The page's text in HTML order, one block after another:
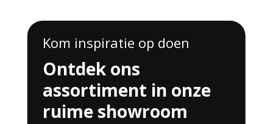
Kom inspiratie op doen
Ontdek ons
assortiment in onze
ruime showroom